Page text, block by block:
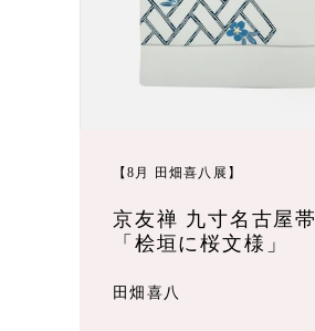
【8月 田畑喜八展】
京友禅 九寸名古屋帯
「桧垣に桜文様」
田畑喜八